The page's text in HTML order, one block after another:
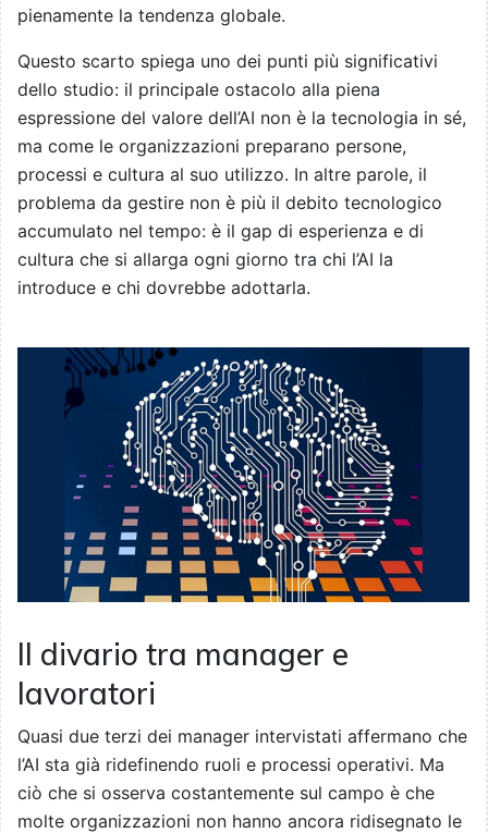
pienamente la tendenza globale.
Questo scarto spiega uno dei punti più significativi
dello studio: il principale ostacolo alla piena
espressione del valore dell’AI non è la tecnologia in sé,
ma come le organizzazioni preparano persone,
processi e cultura al suo utilizzo. In altre parole, il
problema da gestire non è più il debito tecnologico
accumulato nel tempo: è il gap di esperienza e di
cultura che si allarga ogni giorno tra chi l’AI la
introduce e chi dovrebbe adottarla.
Il divario tra manager e
lavoratori
Quasi due terzi dei manager intervistati affermano che
l’AI sta già ridefinendo ruoli e processi operativi. Ma
ciò che si osserva costantemente sul campo è che
molte organizzazioni non hanno ancora ridisegnato le